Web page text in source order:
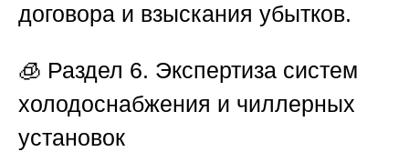
договора и взыскания убытков.
🧊 Раздел 6. Экспертиза систем
холодоснабжения и чиллерных
установок